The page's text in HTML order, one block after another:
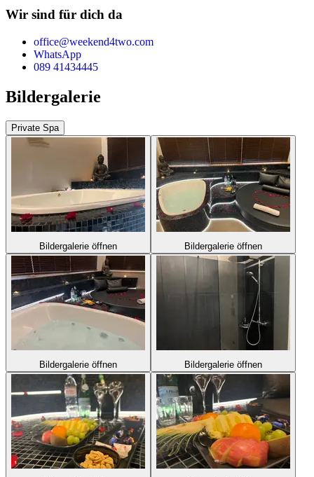
Wir sind für dich da
office@weekend4two.com
WhatsApp
089 41434445
Bildergalerie
Private Spa
Bildergalerie öffnen Bildergalerie öffnen
Bildergalerie öffnen Bildergalerie öffnen